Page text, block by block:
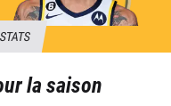
STATS
la saison